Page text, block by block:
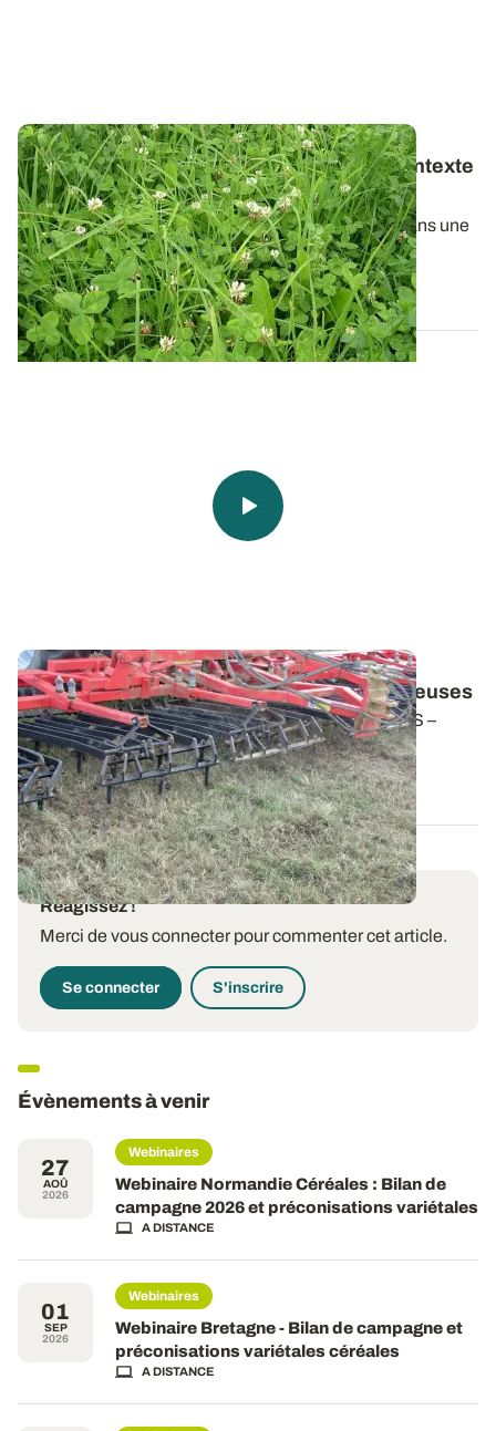
Choisir ses espèces prairiales selon le contexte
et l’utilisation prévue
Le choix des espèces et des variétés à implanter dans une
prairie dépend de la pérennité...
07 AOÛT 2019
Prairies : réussir un sur-semis de légumineuses
En partenariat avec Semences de France, ARVALIS –
Institut du végétal teste sur sa ferme...
04 SEPT. 2014
Réagissez !
Merci de vous connecter pour commenter cet article.
Se connecter S'inscrire
Évènements à venir
27
AOÛ
2026
Webinaires
Webinaire Normandie Céréales : Bilan de
campagne 2026 et préconisations variétales
A DISTANCE
01
SEP
2026
Webinaires
Webinaire Bretagne - Bilan de campagne et
préconisations variétales céréales
A DISTANCE